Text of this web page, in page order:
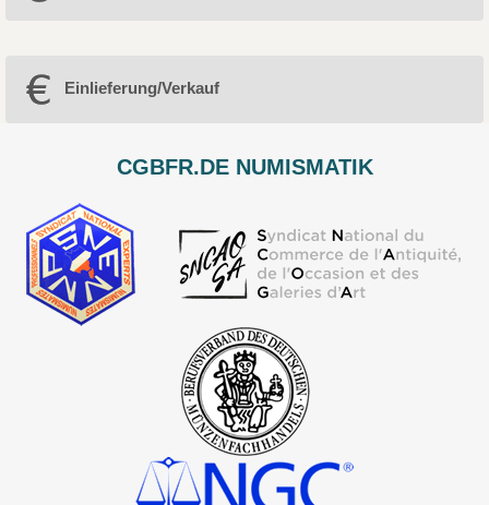
Einlieferung/Verkauf
CGBFR.DE NUMISMATIK